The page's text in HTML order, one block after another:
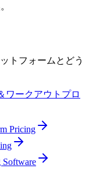
トフォームとどう
ワークアウトプロ
Pricing
Software